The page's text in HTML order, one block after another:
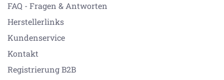
FAQ - Fragen & Antworten
Herstellerlinks
Kundenservice
Kontakt
Registrierung B2B